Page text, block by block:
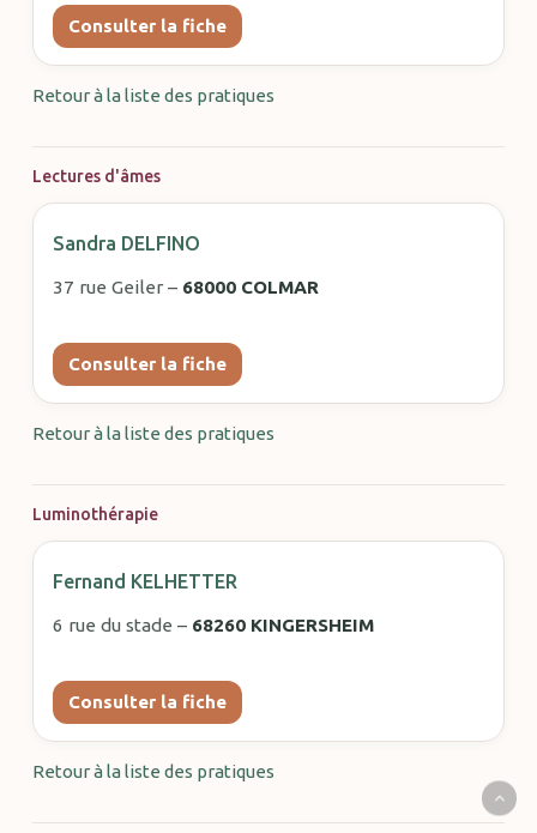
Consulter la fiche
Retour à la liste des pratiques
Lectures d'âmes
Sandra DELFINO
37 rue Geiler – 68000 COLMAR
Consulter la fiche
Retour à la liste des pratiques
Luminothérapie
Fernand KELHETTER
6 rue du stade – 68260 KINGERSHEIM
Consulter la fiche
Retour à la liste des pratiques